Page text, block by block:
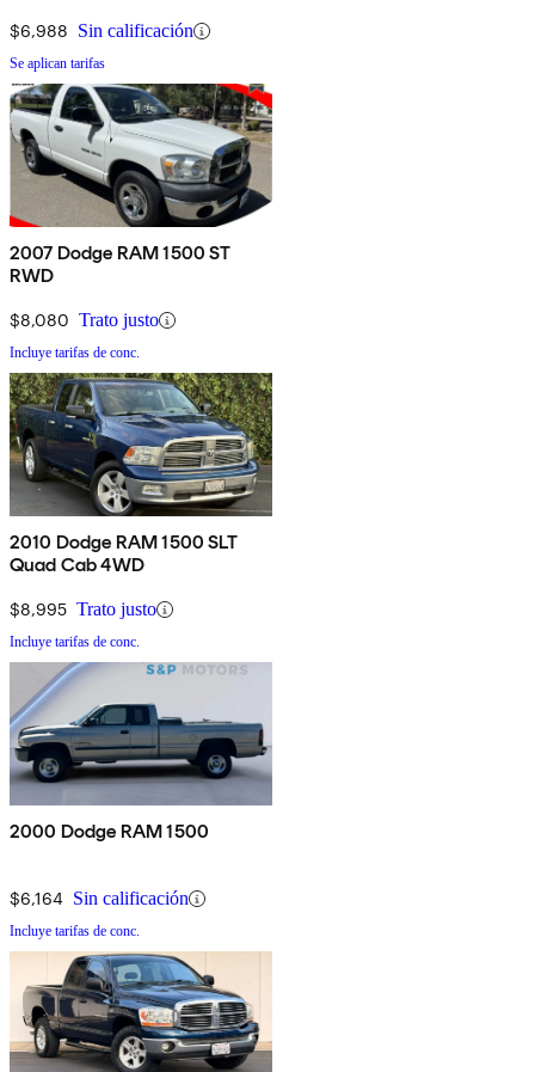
$6,988 Sin calificación
Se aplican tarifas
2007 Dodge RAM 1500 ST
RWD
$8,080 Trato justo
Incluye tarifas de conc.
2010 Dodge RAM 1500 SLT
Quad Cab 4WD
$8,995 Trato justo
Incluye tarifas de conc.
2000 Dodge RAM 1500
$6,164 Sin calificación
Incluye tarifas de conc.